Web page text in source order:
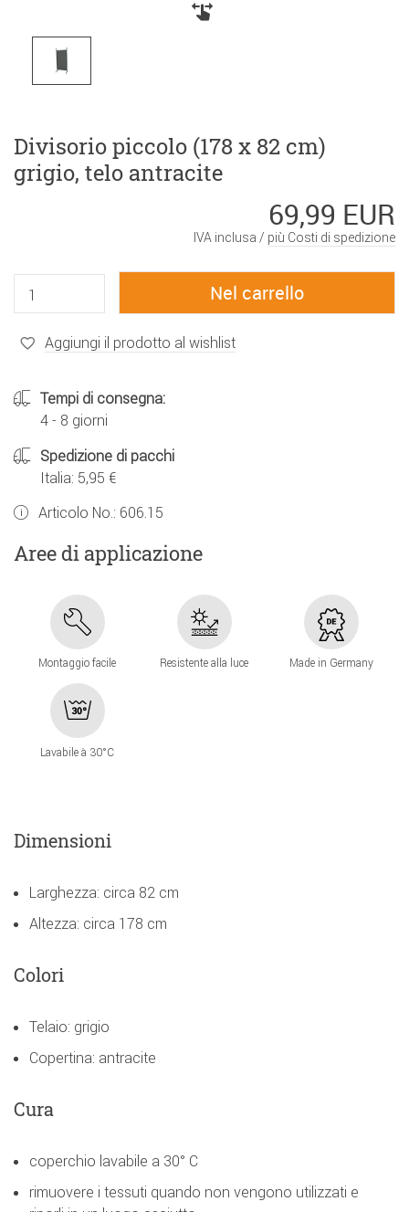
Divisorio piccolo (178 x 82 cm)
grigio, telo antracite
69,99 EUR
IVA inclusa / più Costi di spedizione
Aggiungi il prodotto al wishlist
Tempi di consegna:
4 - 8 giorni
Spedizione di pacchi
Italia: 5,95 €
Articolo No.: 606.15
Aree di applicazione
Montaggio facile Resistente alla luce Made in Germany
Lavabile à 30°C
Dimensioni
Larghezza: circa 82 cm
Altezza: circa 178 cm
Colori
Telaio: grigio
Copertina: antracite
Cura
coperchio lavabile a 30° C
rimuovere i tessuti quando non vengono utilizzati e